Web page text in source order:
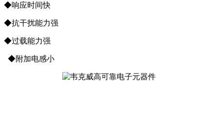
◆响应时间快
◆抗干扰能力强
◆过载能力强
◆附加电感小